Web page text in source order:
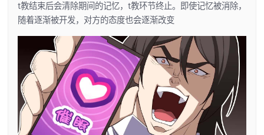
t教结束后会清除期间的记忆，t教环节终止。即使记忆被消除，
随着逐渐被开发，对方的态度也会逐渐改变